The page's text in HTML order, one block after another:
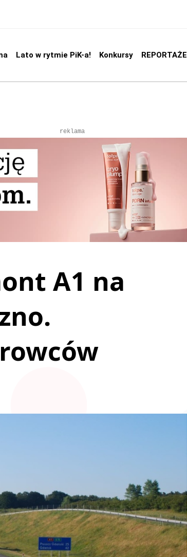
Lato w rytmie PiK-a! Konkursy REPORTAŻE
reklama
A1 na